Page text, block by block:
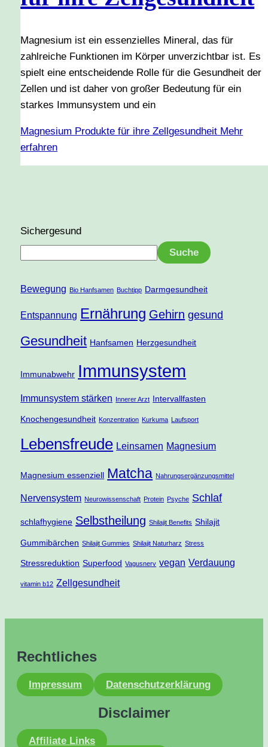
Magnesium ist ein essenzielles Mineral, das für
zahlreiche Funktionen im Körper unverzichtbar ist. Es
spielt eine entscheidende Rolle für die Gesundheit der
Zellen und ist daher von großer Bedeutung für ein
starkes Immunsystem und ein
Magnesium Produkte für ihre Zellgesundheit Mehr
erfahren
Sichergesund
Suche
Bewegung Bio Hanfsamen Buchtipp Darmgesundheit
Entspannung Ernährung Gehirn gesund
Gesundheit Hanfsamen Herzgesundheit
Immunabwehr Immunsystem
Immunsystem stärken Innerer Arzt Intervallfasten
Knochengesundheit Konzentration Kurkuma Laufsport
Lebensfreude Leinsamen Magnesium
Magnesium essenziell Matcha Nahrungsergänzungsmittel
Nervensystem Neurowissenschaft Protein Psyche Schlaf
schlafhygiene Selbstheilung Shilajit Benefits Shilajit
Gummibärchen Shilajit Gummies Shilajit Naturharz Stress
Stressreduktion Superfood Vagusnerv vegan Verdauung
vitamin b12 Zellgesundheit
Rechtliches
Impressum Datenschutzerklärung
Disclaimer
Affiliate Links